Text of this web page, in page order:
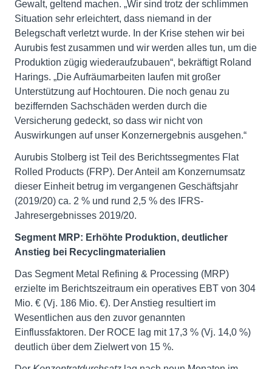
Gewalt, geltend machen. „Wir sind trotz der schlimmen
Situation sehr erleichtert, dass niemand in der
Belegschaft verletzt wurde. In der Krise stehen wir bei
Aurubis fest zusammen und wir werden alles tun, um die
Produktion zügig wiederaufzubauen“, bekräftigt Roland
Harings. „Die Aufräumarbeiten laufen mit großer
Unterstützung auf Hochtouren. Die noch genau zu
beziffernden Sachschäden werden durch die
Versicherung gedeckt, so dass wir nicht von
Auswirkungen auf unser Konzernergebnis ausgehen.“
Aurubis Stolberg ist Teil des Berichtssegmentes Flat
Rolled Products (FRP). Der Anteil am Konzernumsatz
dieser Einheit betrug im vergangenen Geschäftsjahr
(2019/20) ca. 2 % und rund 2,5 % des IFRS-
Jahresergebnisses 2019/20.
Segment MRP: Erhöhte Produktion, deutlicher
Anstieg bei Recyclingmaterialien
Das Segment Metal Refining & Processing (MRP)
erzielte im Berichtszeitraum ein operatives EBT von 304
Mio. € (Vj. 186 Mio. €). Der Anstieg resultiert im
Wesentlichen aus den zuvor genannten
Einflussfaktoren. Der ROCE lag mit 17,3 % (Vj. 14,0 %)
deutlich über dem Zielwert von 15 %.